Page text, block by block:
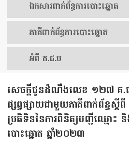
ឯកសារ​ពាក់ព័ន្ធ​ការ​បោះឆ្នោត
​ភាគីពាក់ព័ន្ធ​​ការ​បោះឆ្នោត
អំពី គ.ជ.ប
សេចក្តីជូនដំណឹងលេខ ១២៧​ គ.ជ.
ផ្សព្វផ្សាយជាមួយភាគីពាក់ព័ន្ធស្តី
ប្រតិទិននៃការពិនិត្យបញ្ជីឈ្មោះ
បោះឆ្នោត ឆ្នាំ២០២៣